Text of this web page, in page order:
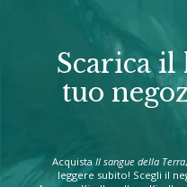
Scarica
tuo
Acquista Il sangue della Terra
leggere subito! Scegli il